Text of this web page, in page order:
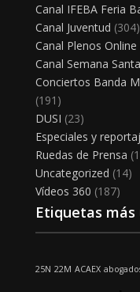
Canal IFEBA Feria
Canal Juventud (304)
Canal Plenos Online
Canal Semana
Conciertos Banda
(191)
DUSI (23)
Especiales y
Ruedas de Prensa
Uncategorized (14)
Vídeos 360 (187)
Etiquetas más
25N 22M ACAEX